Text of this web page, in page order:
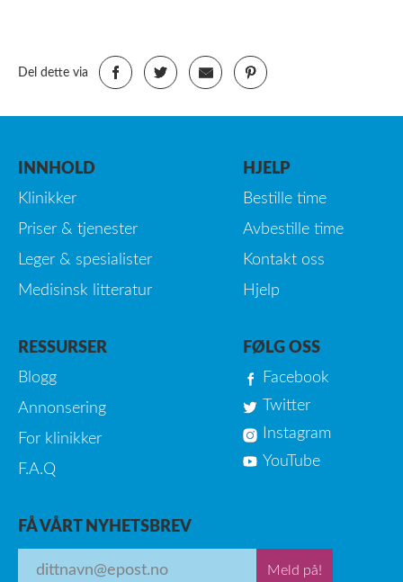
Del dette via
INNHOLD
Klinikker
Priser & tjenester
Leger & spesialister
Medisinsk litteratur
HJELP
Bestille time
Avbestille time
Kontakt oss
Hjelp
RESSURSER
Blogg
Annonsering
For klinikker
F.A.Q
FØLG OSS
Facebook
Twitter
Instagram
YouTube
FÅ VÅRT NYHETSBREV
Meld på!